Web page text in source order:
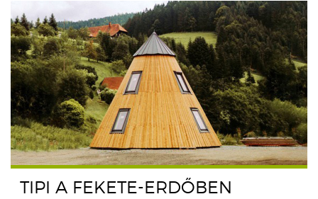
TIPI A FEKETE-ERDŐBEN